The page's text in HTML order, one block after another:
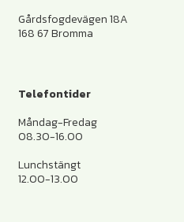
Gårdsfogdevägen 18A
168 67 Bromma
Telefontider
Måndag-Fredag
08.30-16.00
Lunchstängt
12.00-13.00